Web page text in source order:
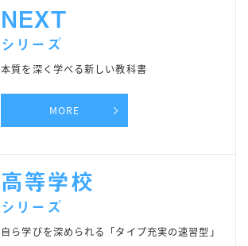
NEXT
シリーズ
本質を深く学べる新しい教科書
MORE
高等学校
シリーズ
自ら学びを深められる「タイプ充実の速習型」